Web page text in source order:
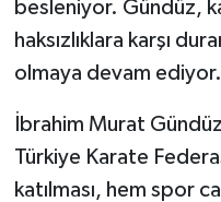
besleniyor. Gündüz,
haksızlıklara karşı
olmaya devam ediyor.
İbrahim Murat
Türkiye Karate
katılması, hem spor